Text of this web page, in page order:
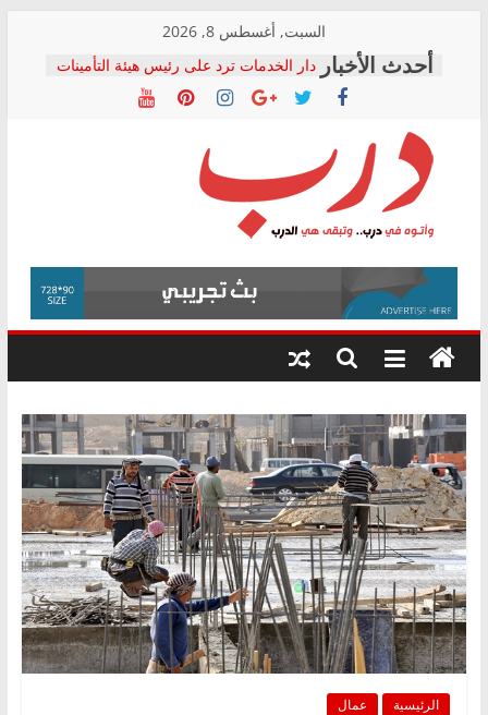
content
السبت, أغسطس 8, 2026
دار الخدمات ترد على رئيس هيئة التأمينات
بعد مؤتمره الصحفي: إنكار الأزمة لا ينهي
معاناة أصحاب المعاشات.. ونطالب بكشف
فرحات سليمان يكتب: القطاع الصحي إلى
أين؟
حزب التحالف الشعبي يطلق لجنة “الحق
في الصحة” بالإسكندرية لرصد الانتهاكات
ودعم المرضى
الوزاري لمدينة الصحفيين.. وانتهاء أعمال
إنشاء المبنى الإداري
المجلس القومي لحقوق الإنسان يعلن
متابعة قضية الدكتور محمد زهران.. ويؤكد:
قرينة البراءة وضمانات المحاكمة العادلة
درب
وأتوه
درب..
وتبقى
هي
الرئيسية عمال